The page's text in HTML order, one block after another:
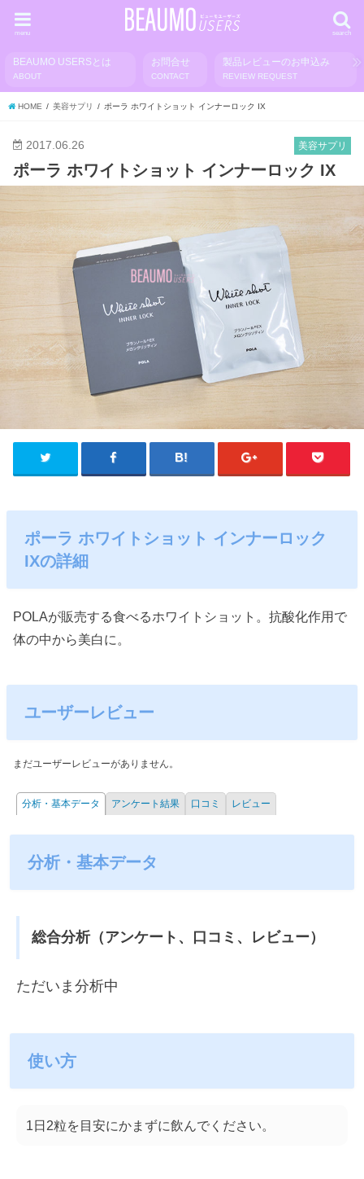
search
menu
BEAUMO USERSとは
ABOUT
お問合せ
CONTACT
製品レビューのお申込み
REVIEW REQUEST
HOME 美容サプリ ポーラ ホワイトショット インナーロック IX
美容サプリ
2017.06.26
ポーラ ホワイトショット インナーロック IX
ポーラ ホワイトショット インナーロック
IXの詳細
POLAが販売する食べるホワイトショット。抗酸化作用で
体の中から美白に。
ユーザーレビュー
まだユーザーレビューがありません。
分析・基本データ アンケート結果 口コミ レビュー
分析・基本データ
総合分析（アンケート、口コミ、レビュー）
ただいま分析中
使い方
1日2粒を目安にかまずに飲んでください。